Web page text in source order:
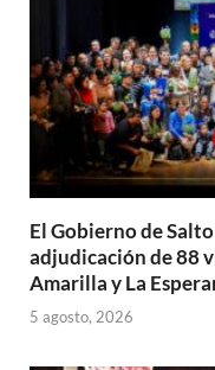
El Gobierno de
adjudicación de 88
Amarilla y La
5 agosto, 2026